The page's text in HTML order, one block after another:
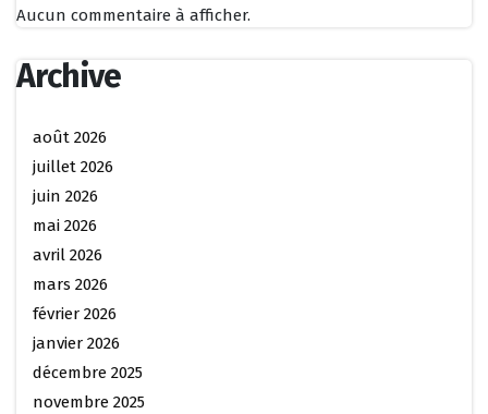
Aucun commentaire à afficher.
Archive
août 2026
juillet 2026
juin 2026
mai 2026
avril 2026
mars 2026
février 2026
janvier 2026
décembre 2025
novembre 2025